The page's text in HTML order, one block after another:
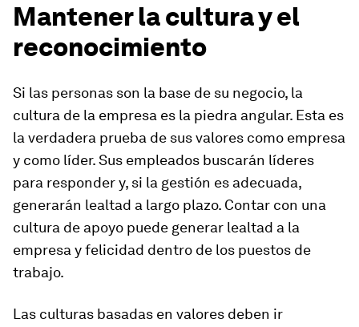
Mantener la cultura y el
reconocimiento
Si las personas son la base de su negocio, la
cultura de la empresa es la piedra angular. Esta es
la verdadera prueba de sus valores como empresa
y como líder. Sus empleados buscarán líderes
para responder y, si la gestión es adecuada,
generarán lealtad a largo plazo. Contar con una
cultura de apoyo puede generar lealtad a la
empresa y felicidad dentro de los puestos de
trabajo.
Las culturas basadas en valores deben ir